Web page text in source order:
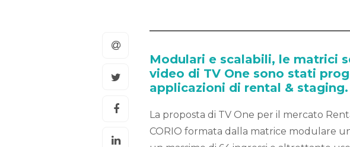
Modulari e scalabili, le matrici
video di TV One sono stati
applicazioni di rental & staging.
La proposta di TV One per il mercato
CORIO formata dalla matrice modulare